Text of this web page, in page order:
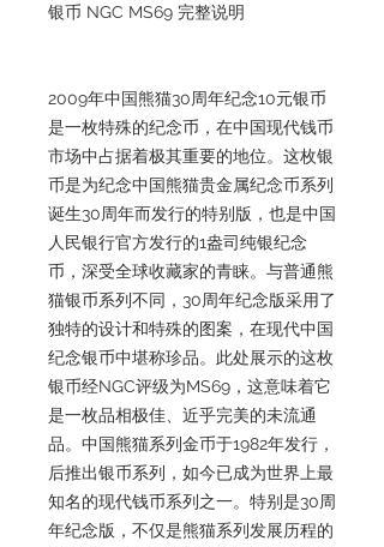
银币 NGC MS69 完整说明
2009年中国熊猫30周年纪念10元银币
是一枚特殊的纪念币，在中国现代钱币
市场中占据着极其重要的地位。这枚银
币是为纪念中国熊猫贵金属纪念币系列
诞生30周年而发行的特别版，也是中国
人民银行官方发行的1盎司纯银纪念
币，深受全球收藏家的青睐。与普通熊
猫银币系列不同，30周年纪念版采用了
独特的设计和特殊的图案，在现代中国
纪念银币中堪称珍品。此处展示的这枚
银币经NGC评级为MS69，这意味着它
是一枚品相极佳、近乎完美的未流通
品。中国熊猫系列金币于1982年发行，
后推出银币系列，如今已成为世界上最
知名的现代钱币系列之一。特别是30周
年纪念版，不仅是熊猫系列发展历程的